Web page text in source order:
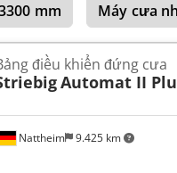
mm
Máy cưa
Nattheim 9.425 km
điều khiển đứng cưa
Automat II